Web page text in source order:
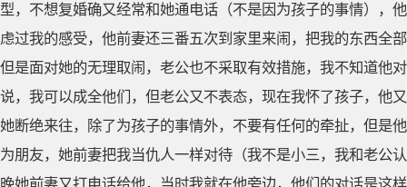
型，不想复婚确又经常和她通电话（不是因为孩子的事情），
虑过我的感受，他前妻还三番五次到家里来闹，把我的东西全
但是面对她的无理取闹，老公也不采取有效措施，我不知道他
说，我可以成全他们，但老公又不表态，现在我怀了孩子，他
她断绝来往，除了为孩子的事情外，不要有任何的牵扯，但是
为朋友，她前妻把我当仇人一样对待（我不是小三，我和老公